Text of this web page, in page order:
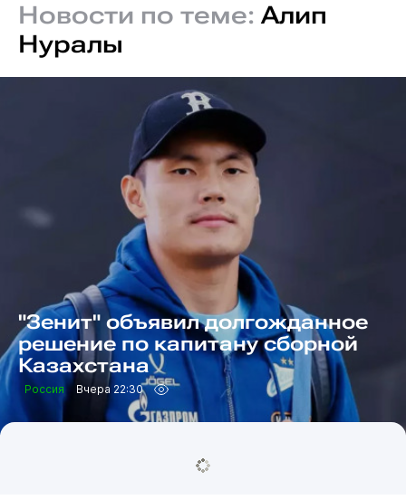
Новости по теме: Алип
Нуралы
"Зенит" объявил долгожданное
решение по капитану сборной
Казахстана
Россия Вчера 22:30